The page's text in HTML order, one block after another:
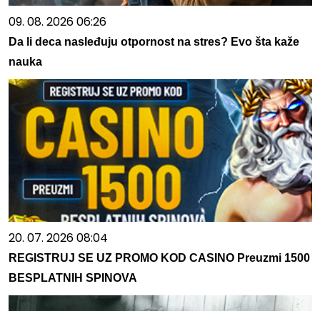
09. 08. 2026 06:26
Da li deca nasleđuju otpornost na stres? Evo šta kaže
nauka
20. 07. 2026 08:04
REGISTRUJ SE UZ PROMO KOD CASINO Preuzmi 1500
BESPLATNIH SPINOVA